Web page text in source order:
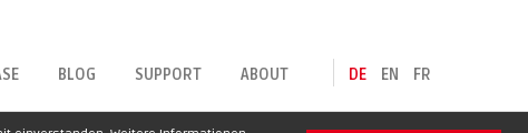
DE EN FR
BLOG SUPPORT ABOUT